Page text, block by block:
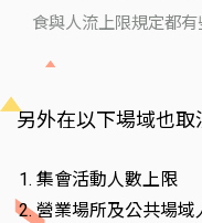
食與人流上限規定都
另外在以下場域也取
集會活動人數上限
營業場所及公共場域